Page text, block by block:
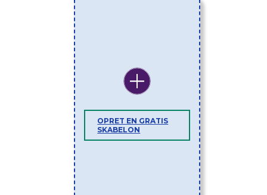
OPRET EN GRATIS
SKABELON